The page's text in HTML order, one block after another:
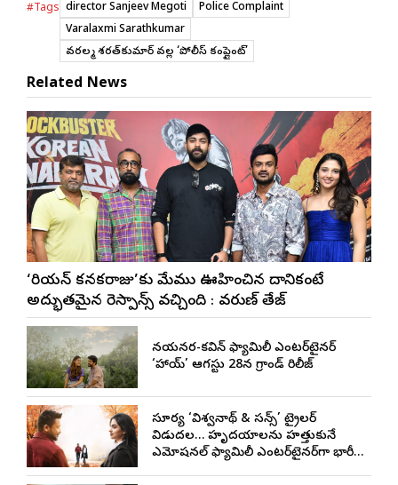
#Tags director Sanjeev Megoti
Police Complaint
Varalaxmi Sarathkumar
వరలక్ష్మి శరత్‌కుమార్ వల్ల ‘పోలీస్ కంప్లైంట్’
Related News
‘కొరియన్ కనకరాజు’కు మేము ఊహించిన దానికంటే
అద్భుతమైన రెస్పాన్స్ వచ్చింది : వరుణ్ తేజ్
నయనతార-కవిన్ ఫ్యామిలీ ఎంటర్‌టైనర్
‘హాయ్’ ఆగస్టు 28న గ్రాండ్ రిలీజ్
సూర్య ‘విశ్వనాథ్ & సన్స్’ ట్రైలర్
విడుదల… హృదయాలను హత్తుకునే
ఎమోషనల్ ఫ్యామిలీ ఎంటర్‌టైనర్‌గా భారీ